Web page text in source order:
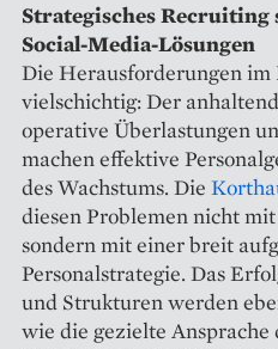
Strategisches
Social-Media-Lösungen
Die Herausforderungen
vielschichtig: Der
operative Überlastungen
machen effektive
des Wachstums. Die
diesen Problemen nicht
sondern mit einer breit
Personalstrategie. Das
und Strukturen werden
wie die gezielte Ansprache